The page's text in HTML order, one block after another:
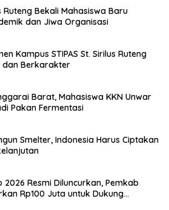
Ruteng Bekali Mahasiswa Baru
dan Jiwa Organisasi
Kampus STIPAS St. Sirilus Ruteng
dan Berkarakter
Barat, Mahasiswa KKN Unwar
Pakan Fermentasi
Smelter, Indonesia Harus Ciptakan
2026 Resmi Diluncurkan, Pemkab
Rp100 Juta untuk Dukung